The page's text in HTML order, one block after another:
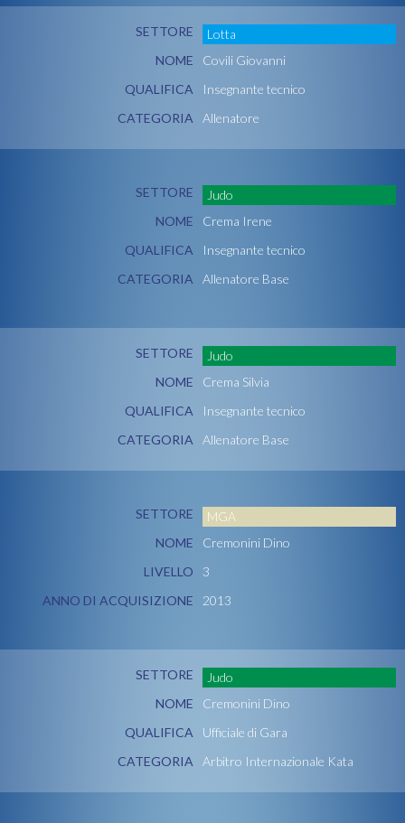
SETTORE
Lotta
NOME
Covili Giovanni
QUALIFICA
Insegnante tecnico
CATEGORIA Allenatore
SETTORE
Judo
NOME
Crema Irene
QUALIFICA
Insegnante tecnico
CATEGORIA Allenatore Base
SETTORE
Judo
NOME
Crema Silvia
QUALIFICA
Insegnante tecnico
CATEGORIA Allenatore Base
SETTORE
MGA
NOME
Cremonini Dino
LIVELLO
3
ANNO DI ACQUISIZIONE
2013
SETTORE
Judo
NOME
Cremonini Dino
QUALIFICA
Ufficiale di Gara
CATEGORIA Arbitro Internazionale Kata